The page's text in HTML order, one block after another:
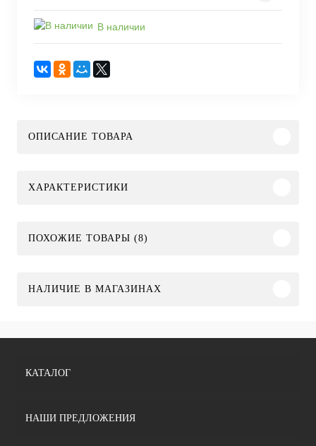
В наличии
ОПИСАНИЕ ТОВАРА
ХАРАКТЕРИСТИКИ
ПОХОЖИЕ ТОВАРЫ (8)
НАЛИЧИЕ В МАГАЗИНАХ
КАТАЛОГ
НАШИ ПРЕДЛОЖЕНИЯ